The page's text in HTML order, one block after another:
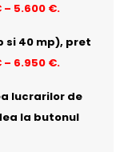
– 5.600 €.
si 40 mp), pret
– 6.950 €.
lucrarilor de
la butonul